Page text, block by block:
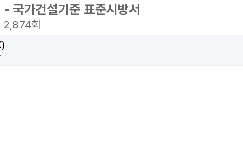
가건설기준 표준시방서
2,874회